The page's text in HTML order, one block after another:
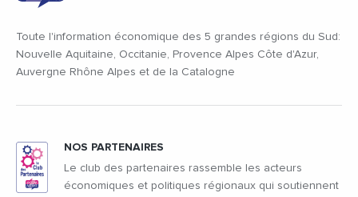
Toute l'information économique des 5 grandes régions du Sud:
Nouvelle Aquitaine, Occitanie, Provence Alpes Côte d'Azur,
Auvergne Rhône Alpes et de la Catalogne
NOS PARTENAIRES
Le club des partenaires rassemble les acteurs
économiques et politiques régionaux qui soutiennent